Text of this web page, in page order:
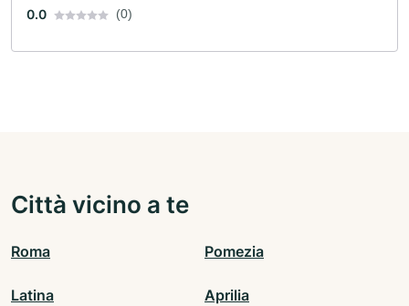
0.0
(0)
Città vicino a te
Roma Pomezia
Latina Aprilia